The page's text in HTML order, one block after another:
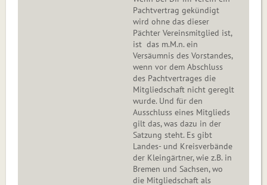
Pachtvertrag gekündigt
wird ohne das dieser
Pächter Vereinsmitglied ist,
ist das m.M.n. ein
Versäumnis des Vorstandes,
wenn vor dem Abschluss
des Pachtvertrages die
Mitgliedschaft nicht gereglt
wurde. Und für den
Ausschluss eines Mitglieds
gilt das, was dazu in der
Satzung steht. Es gibt
Landes- und Kreisverbände
der Kleingärtner, wie z.B. in
Bremen und Sachsen, wo
die Mitgliedschaft als